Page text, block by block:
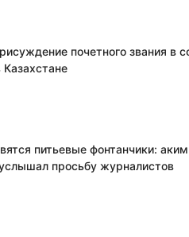
почетного звания в
Казахстане
питьевые фонтанчики: аким
просьбу журналистов